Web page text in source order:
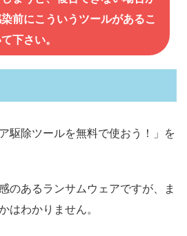
前にこういうツールがあるこ
下さい。
駆除ツールを無料で使おう！」を
のあるランサムウェアですが、ま
はわかりません。